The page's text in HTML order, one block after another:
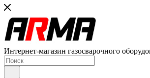
Интернет-магазин газосварочного